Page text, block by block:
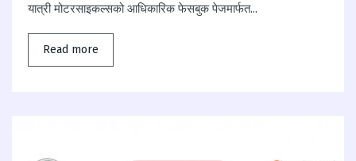
यात्री मोटरसाइकल्सको आधिकारिक फेसबुक पेजमार्फत...
Read more